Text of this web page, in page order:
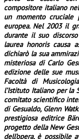
compositore italiano
un momento
europea. Nel 2003 il
durante il suo
laurea honoris causa
dichiarò la sua
misteriosa di Carlo
edizione delle sue
Facoltà di
l’Istituto Italiano per la
comitato scientifico
di Gesualdo, Glenn
prestigiosa editrice
progetto della New
dell’opera, è